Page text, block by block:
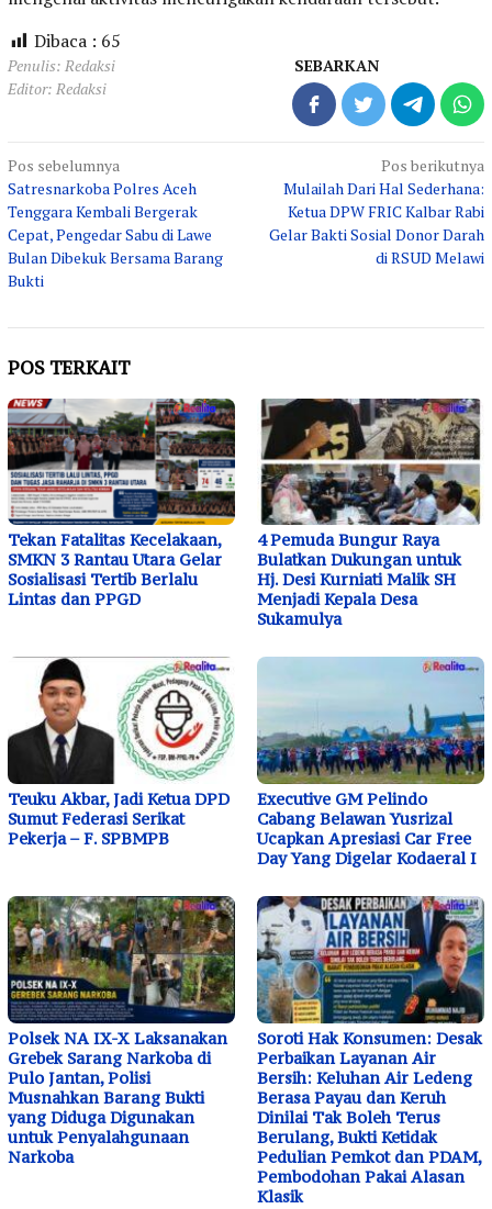
Dibaca : 65
Penulis: Redaksi
Editor: Redaksi
SEBARKAN
Navigasi
pos
Pos sebelumnya
Satresnarkoba Polres Aceh
Tenggara Kembali Bergerak
Cepat, Pengedar Sabu di Lawe
Bulan Dibekuk Bersama Barang
Bukti
Pos berikutnya
Mulailah Dari Hal Sederhana:
Ketua DPW FRIC Kalbar Rabi
Gelar Bakti Sosial Donor Darah
di RSUD Melawi
POS TERKAIT
Tekan Fatalitas Kecelakaan,
SMKN 3 Rantau Utara Gelar
Sosialisasi Tertib Berlalu
Lintas dan PPGD
4 Pemuda Bungur Raya
Bulatkan Dukungan untuk
Hj. Desi Kurniati Malik SH
Menjadi Kepala Desa
Sukamulya
Teuku Akbar, Jadi Ketua DPD
Sumut Federasi Serikat
Pekerja – F. SPBMPB
Executive GM Pelindo
Cabang Belawan Yusrizal
Ucapkan Apresiasi Car Free
Day Yang Digelar Kodaeral I
Polsek NA IX-X Laksanakan
Grebek Sarang Narkoba di
Pulo Jantan, Polisi
Musnahkan Barang Bukti
yang Diduga Digunakan
untuk Penyalahgunaan
Narkoba
Soroti Hak Konsumen: Desak
Perbaikan Layanan Air
Bersih: Keluhan Air Ledeng
Berasa Payau dan Keruh
Dinilai Tak Boleh Terus
Berulang, Bukti Ketidak
Pedulian Pemkot dan PDAM,
Pembodohan Pakai Alasan
Klasik